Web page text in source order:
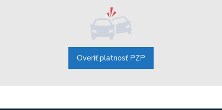
Overiť platnosť PZP